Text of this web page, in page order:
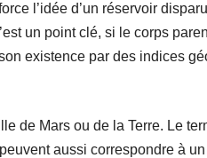
l’idée d’un réservoir
un point clé, si le corps
existence par des indices
de Mars ou de la Terre. Le
aussi correspondre à